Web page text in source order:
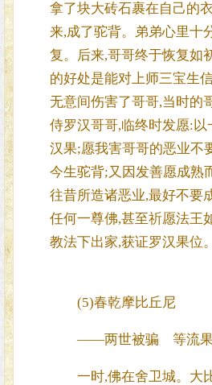
拿了块大砖石裹在自己的
来,成了驼背。弟弟心里十
复。后来,哥哥终于恢复如
的好处是能对上师三宝生
无意间伤害了哥哥,当时的
侍罗汉哥哥,临终时发愿:
汉果;愿我害哥哥的恶业不
今生驼背;又因发善愿成熟
往昔所造诸恶业,最好不要
任何一尊佛,甚至祈愿法王
教法下出家,获证罗汉果位
(5)春乾摩比丘尼
——两世被骗 等流果
一时,佛在舍卫城。大比